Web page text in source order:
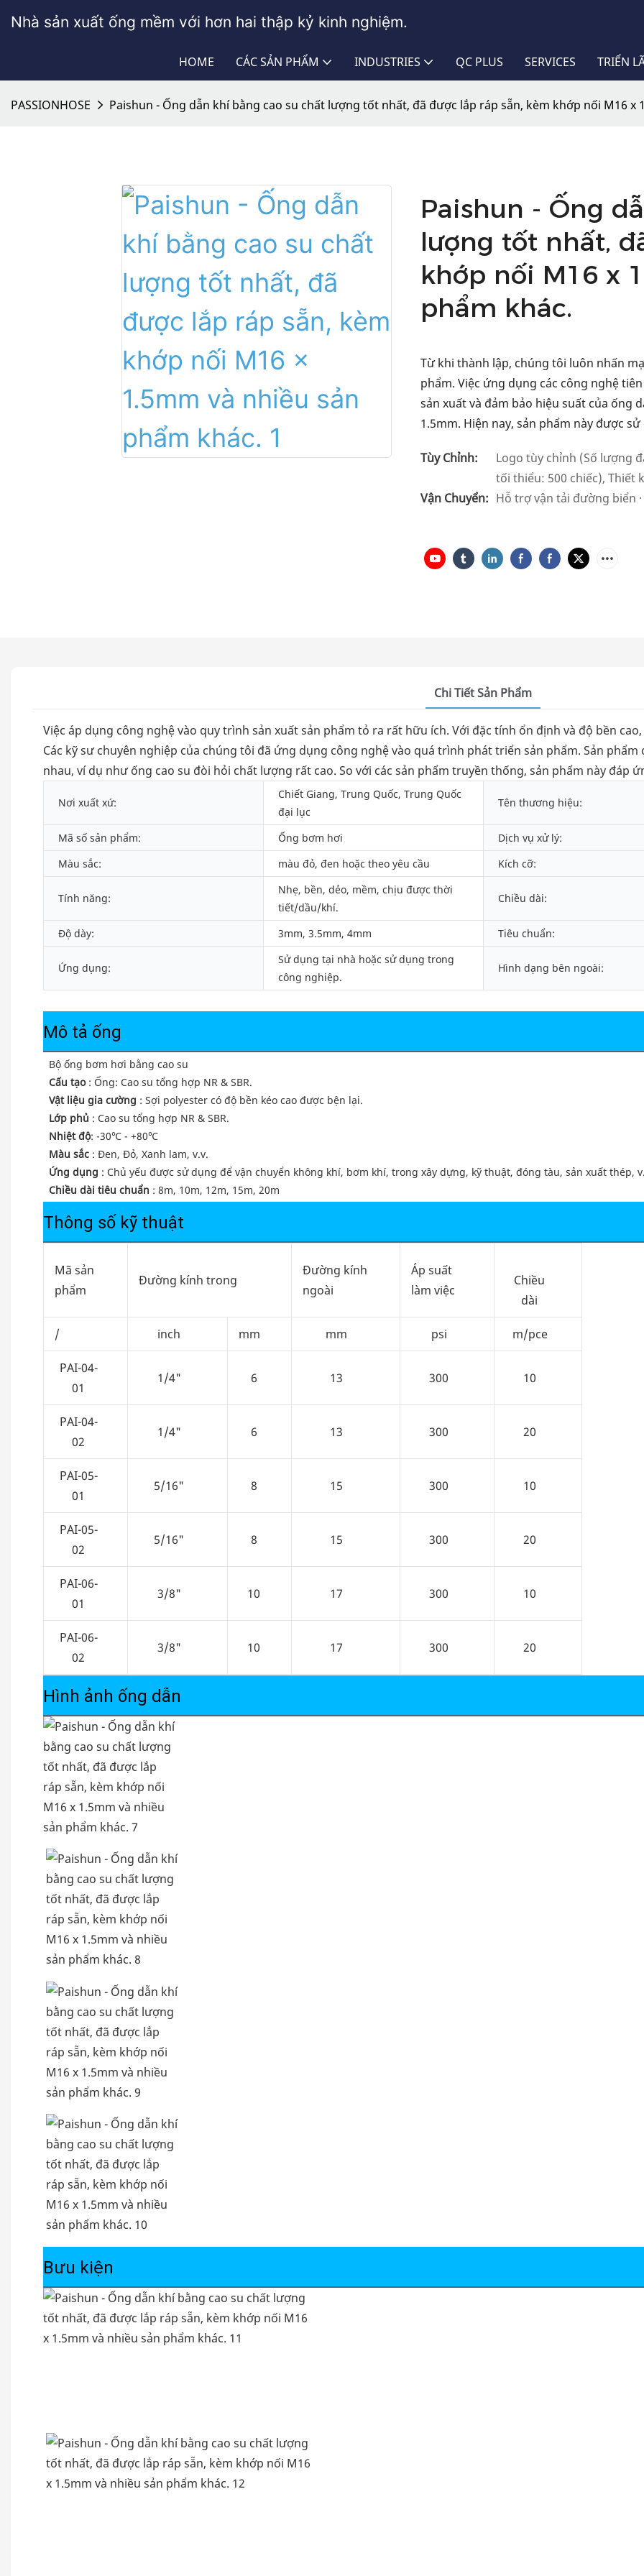
Nhà sản xuất ống mềm với hơn hai thập kỷ kinh nghiệm.
HOME CÁC SẢN PHẨM INDUSTRIES QC PLUS SERVICES TRIỂN
PASSIONHOSE Paishun - Ống dẫn khí bằng cao su chất lượng tốt nhất, đã được lắp ráp sẵn, kèm khớp nối M16 x
Paishun - Ống
lượng tốt nhất,
khớp nối M16 x
phẩm khác.
Từ khi thành lập, chúng tôi luôn nhấn
phẩm. Việc ứng dụng các công nghệ
sản xuất và đảm bảo hiệu suất của ống
1.5mm. Hiện nay, sản phẩm này được
Tùy Chỉnh:
Logo tùy chỉnh (Số lượng
tối thiểu: 500 chiếc), Thiết
Vận Chuyển: Hỗ trợ vận tải đường biển
Chi Tiết Sản Phẩm
Việc áp dụng công nghệ vào quy trình sản xuất sản phẩm tỏ ra rất hữu ích. Với đặc tính ổn định và độ bền
Các kỹ sư chuyên nghiệp của chúng tôi đã ứng dụng công nghệ vào quá trình phát triển sản phẩm. Sản
nhau, ví dụ như ống cao su đòi hỏi chất lượng rất cao. So với các sản phẩm truyền thống, sản phẩm này đáp
Nơi xuất xứ:
Chiết Giang, Trung Quốc, Trung Quốc
đại lục
Tên thương hiệu:
Mã số sản phẩm:
Ống bơm hơi Dịch vụ xử lý:
Màu sắc:
màu đỏ, đen hoặc theo yêu cầu Kích cỡ:
Tính năng:
Nhẹ, bền, dẻo, mềm, chịu được thời
tiết/dầu/khí.
Chiều dài:
Độ dày: 3mm, 3.5mm, 4mm Tiêu chuẩn:
Ứng dụng:
Sử dụng tại nhà hoặc sử dụng trong
công nghiệp.
Hình dạng bên ngoài:
Mô tả ống
Bộ ống bơm hơi bằng cao su
Cấu tạo : Ống: Cao su tổng hợp NR & SBR.
Vật liệu gia cường : Sợi polyester có độ bền kéo cao được bện lại.
Lớp phủ : Cao su tổng hợp NR & SBR.
Nhiệt độ: -30℃ - +80℃
Màu sắc : Đen, Đỏ, Xanh lam, v.v.
Ứng dụng : Chủ yếu được sử dụng để vận chuyển không khí, bơm khí, trong xây dựng, kỹ thuật, đóng tàu, sản xuất thép,
Chiều dài tiêu chuẩn : 8m, 10m, 12m, 15m, 20m
Thông số kỹ thuật
Mã sản
phẩm
Đường kính trong
Đường kính
ngoài
Áp suất
làm việc
Chiều
dài
/ inch mm mm psi m/pce
PAI-04-
01
1/4" 6 13 300 10
PAI-04-
02
1/4" 6 13 300 20
PAI-05-
01
5/16" 8 15 300 10
PAI-05-
02
5/16" 8 15 300 20
PAI-06-
01
3/8" 10 17 300 10
PAI-06-
02
3/8" 10 17 300 20
Hình ảnh ống dẫn
Bưu kiện